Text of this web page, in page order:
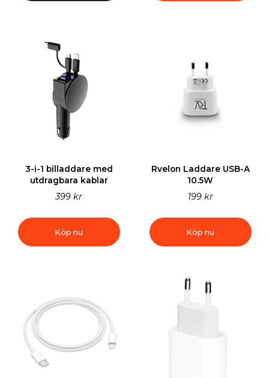
3-i-1 billaddare med
utdragbara kablar
399 kr
Köp nu
Rvelon Laddare USB-A
10.5W
199 kr
Köp nu